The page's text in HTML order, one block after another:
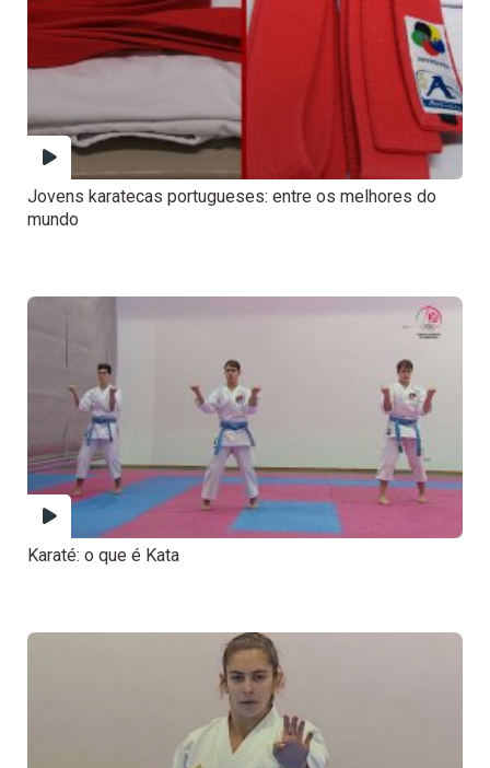
Jovens karatecas portugueses: entre os melhores do
mundo
Karaté: o que é Kata